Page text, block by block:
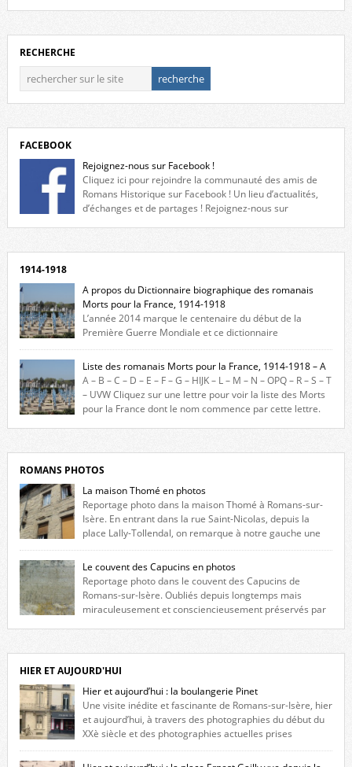
RECHERCHE
FACEBOOK
Rejoignez-nous sur Facebook !
Cliquez ici pour rejoindre la communauté des amis de
Romans Historique sur Facebook ! Un lieu d’actualités,
d’échanges et de partages ! Rejoignez-nous sur
1914-1918
A propos du Dictionnaire biographique des romanais
Morts pour la France, 1914-1918
L’année 2014 marque le centenaire du début de la
Première Guerre Mondiale et ce dictionnaire
biographique veut rendre hommage aux romanais Morts pour la
France durant ce conflit. La base de cette recherche historique est
constituée des noms gravés sur les plaques commémoratives de
l’Hôtel de Ville, du lycée du Dauphiné et du lycée Triboulet, […]
Liste des romanais Morts pour la France, 1914-1918 – A
A – B – C – D – E – F – G – HIJK – L – M – N – OPQ – R – S – T
– UVW Cliquez sur une lettre pour voir la liste des Morts
pour la France dont le nom commence par cette lettre.
ROMANS PHOTOS
La maison Thomé en photos
Reportage photo dans la maison Thomé à Romans-sur-
Isère. En entrant dans la rue Saint-Nicolas, depuis la
place Lally-Tollendal, on remarque à notre gauche une
maison construite au XVIè siècle. Les deux façades sont ornées de
fenêtres jumelles à meneaux. Entre ces deux étages, on peut voir une
niche qui contient une statue de la Vierge. […]
Le couvent des Capucins en photos
Reportage photo dans le couvent des Capucins de
Romans-sur-Isère. Oubliés depuis longtemps mais
miraculeusement et consciencieusement préservés par
l’histoire de la redécouverte de vestiges du couvent des Capucins ! Petit
retour sur l’histoire […]
HIER ET AUJOURD'HUI
Hier et aujourd’hui : la boulangerie Pinet
Une visite inédite et fascinante de Romans-sur-Isère, hier
et aujourd’hui, à travers des photographies du début du
XXè siècle et des photographies actuelles prises
exactement dans le même cadre ! A l’angle de la place Jean Jaurès et de
l’avenue Victor Hugo (à côté d’Intermarché), à Romans. La boulangerie